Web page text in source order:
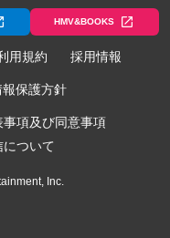
HMV&BOOKS
用規約 採用情報
保護方針
項及び同意事項
ついて
Inc.